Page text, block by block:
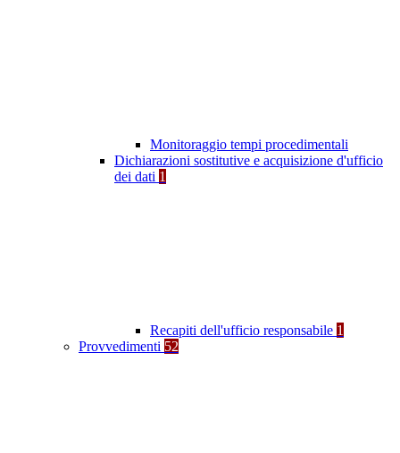
Monitoraggio tempi procedimentali
Dichiarazioni sostitutive e acquisizione d'ufficio
dei dati 1
Recapiti dell'ufficio responsabile 1
Provvedimenti 52